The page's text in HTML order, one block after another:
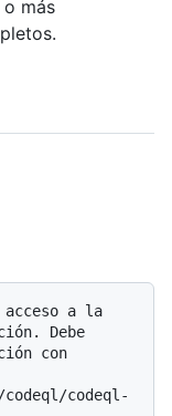
más
Debe
con
codeql-